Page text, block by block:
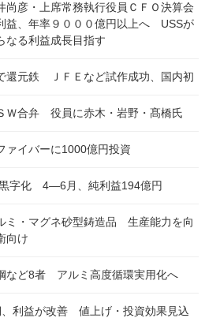
尚彦・上席常務執行役員ＣＦＯ決算会
益、年率９０００億円以上へ USSが
なる利益成長目指す
還元鉄 ＪＦＥなど試作成功、国内初
Ｗ合弁 役員に赤木・岩野・髙橋氏
イバーに1000億円投資
黒字化 4―6月、純利益194億円
ミ・マグネ砂型鋳造品 生産能力を向
向け
など8者 アルミ高度循環実用化へ
利益が改善 値上げ・投資効果見込